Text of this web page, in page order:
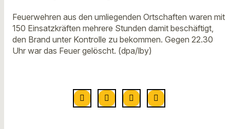
Feuerwehren aus den umliegenden Ortschaften waren mit
150 Einsatzkräften mehrere Stunden damit beschäftigt,
den Brand unter Kontrolle zu bekommen. Gegen 22.30
Uhr war das Feuer gelöscht. (dpa/lby)